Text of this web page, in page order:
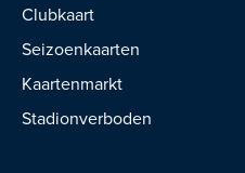
Clubkaart
Seizoenkaarten
Kaartenmarkt
Stadionverboden